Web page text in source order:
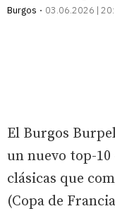
Burgos
03.06.2026 |
El Burgos
un nuevo top-
clásicas que
(Copa de